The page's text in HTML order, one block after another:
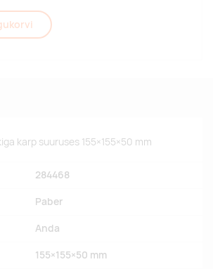
karp suuruses 155×155×50 mm
284468
Paber
Anda
155×155×50 mm